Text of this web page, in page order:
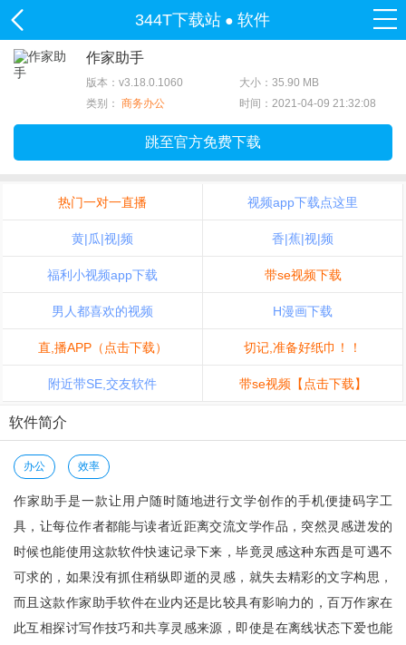
344T下载站 ●软件
作家助手
版本：v3.18.0.1060
大小：35.90 MB
类别： 商务办公 时间：2021-04-09 21:32:08
跳至官方免费下载
热门一对一直播 视频app下载点这里
黄|瓜|视|频 香|蕉|视|频
福利小视频app下载 带se视频下载
男人都喜欢的视频 H漫画下载
直,播APP（点击下载） 切记,准备好纸巾！！
附近带SE,交友软件 带se视频【点击下载】
软件简介
办公 效率
作家助手是一款让用户随时随地进行文学创作的手机便捷码字工
具，让每位作者都能与读者近距离交流文学作品，突然灵感迸发的
时候也能使用这款软件快速记录下来，毕竟灵感这种东西是可遇不
可求的，如果没有抓住稍纵即逝的灵感，就失去精彩的文字构思，
而且这款作家助手软件在业内还是比较具有影响力的，百万作家在
此互相探讨写作技巧和共享灵感来源，即使是在离线状态下爱也能